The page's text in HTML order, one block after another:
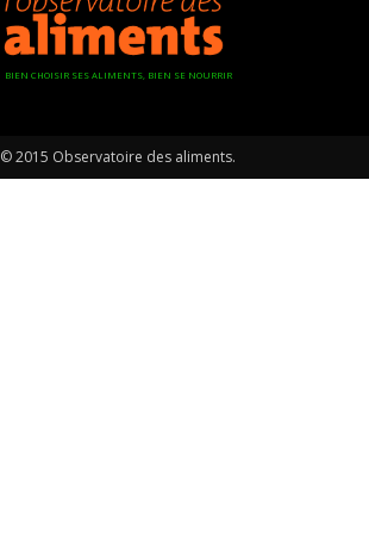
BIEN CHOISIR SES ALIMENTS, BIEN SE NOURRIR
© 2015 Observatoire des aliments.